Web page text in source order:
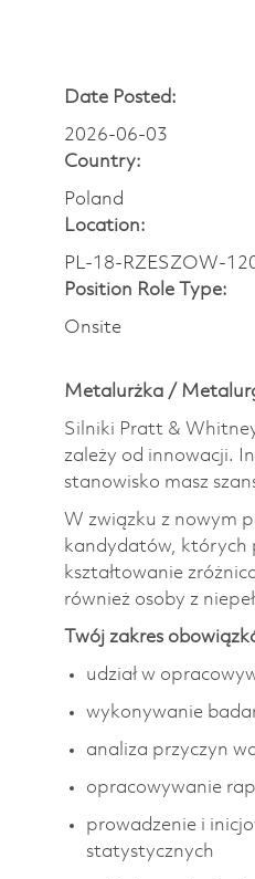
Date Posted:
2026-06-03
Country:
Poland
Location:
PL-18-RZESZOW-
Position Role Type:
Onsite
Metalurżka /
Silniki Pratt &
zależy od innowacji.
stanowisko masz
W związku z nowym
kandydatów, których
kształtowanie
również osoby z
Twój zakres
udział w
wykonywanie
analiza przyczyn
opracowywanie
prowadzenie i
statystycznych